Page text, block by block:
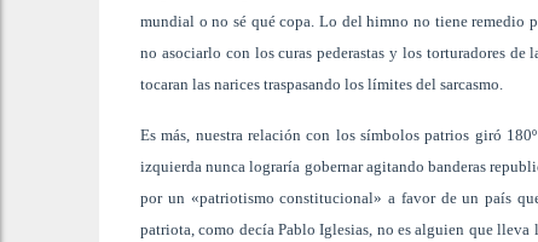
mundial o no sé qué copa. Lo del himno no tiene remedio
no asociarlo con los curas pederastas y los torturadores
tocaran las narices traspasando los límites del sarcasmo.
Es más, nuestra relación con los símbolos patrios giró
izquierda nunca lograría gobernar agitando banderas
por un «patriotismo constitucional» a favor de un país
patriota, como decía Pablo Iglesias, no es alguien que